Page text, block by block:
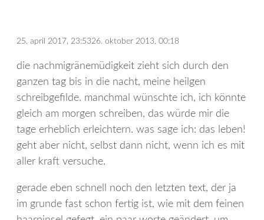
25. april 2017, 23:5326. oktober 2013, 00:18
die nachmigränemüdigkeit zieht sich durch den
ganzen tag bis in die nacht, meine heilgen
schreibgefilde. manchmal wünschte ich, ich könnte
gleich am morgen schreiben, das würde mir die
tage erheblich erleichtern. was sage ich: das leben!
geht aber nicht, selbst dann nicht, wenn ich es mit
aller kraft versuche.
gerade eben schnell noch den letzten text, der ja
im grunde fast schon fertig ist, wie mit dem feinen